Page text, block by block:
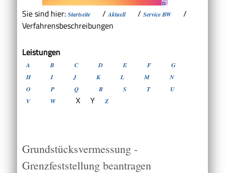
Sie sind hier: Startseite /Aktuell / Service BW
/
Verfahrensbeschreibungen
Leistungen
A B C D E F
G
H
I J K L M
N
O
P Q R S T
U
V
W X Y Z
Grundstücksvermessung -
Grenzfeststellung beantragen